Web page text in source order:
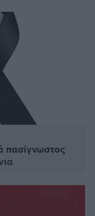
πασίγνωστος